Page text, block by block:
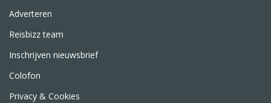
Adverteren
Reisbizz team
Inschrijven nieuwsbrief
Colofon
Privacy & Cookies